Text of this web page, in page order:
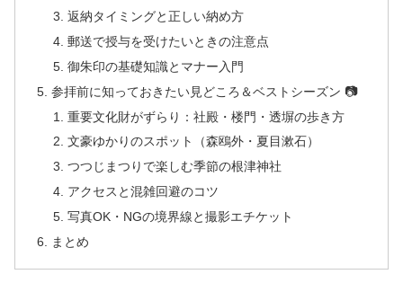
返納タイミングと正しい納め方
郵送で授与を受けたいときの注意点
御朱印の基礎知識とマナー入門
参拝前に知っておきたい見どころ＆ベストシーズン 📷
重要文化財がずらり：社殿・楼門・透塀の歩き方
文豪ゆかりのスポット（森鴎外・夏目漱石）
つつじまつりで楽しむ季節の根津神社
アクセスと混雑回避のコツ
写真OK・NGの境界線と撮影エチケット
まとめ